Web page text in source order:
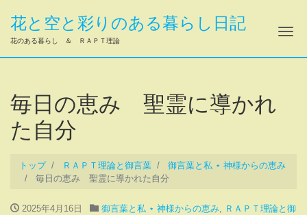
花と空と彩りのある暮らし日記
花のある暮らし ＆ ＲＡＰＴ理論 ナ
毎日の恵み 聖霊に導かれ
た自分
トップ ＲＡＰＴ理論と御言葉
御言葉と私 ⋆ 神様からの恵み
毎日の恵み 聖霊に導かれた自分
2025年4月16日 御言葉と私 ⋆ 神様からの恵み, ＲＡＰＴ理論と御